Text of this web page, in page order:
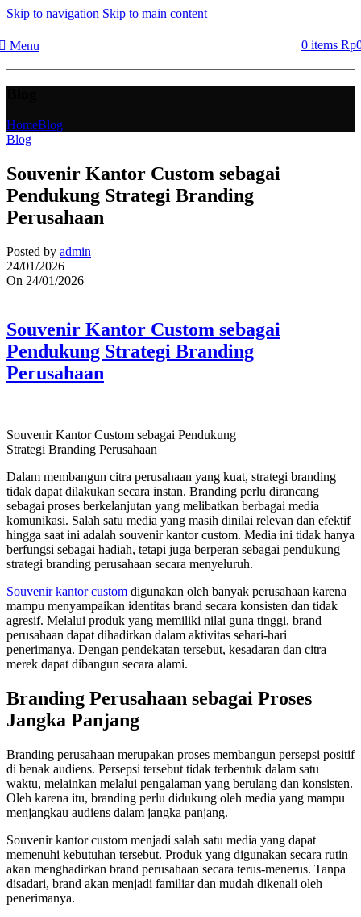
Skip to navigation Skip to main content
Menu 0 items Rp
HomeBlog
Blog
Souvenir Kantor Custom sebagai
Pendukung Strategi Branding
Perusahaan
Posted by admin
24/01/2026
On 24/01/2026
Souvenir Kantor Custom sebagai
Pendukung Strategi Branding
Perusahaan
Souvenir Kantor Custom sebagai Pendukung
Strategi Branding Perusahaan
Dalam membangun citra perusahaan yang kuat, strategi branding
tidak dapat dilakukan secara instan. Branding perlu dirancang
sebagai proses berkelanjutan yang melibatkan berbagai media
komunikasi. Salah satu media yang masih dinilai relevan dan efektif
hingga saat ini adalah souvenir kantor custom. Media ini tidak hanya
berfungsi sebagai hadiah, tetapi juga berperan sebagai pendukung
strategi branding perusahaan secara menyeluruh.
Souvenir kantor custom digunakan oleh banyak perusahaan karena
mampu menyampaikan identitas brand secara konsisten dan tidak
agresif. Melalui produk yang memiliki nilai guna tinggi, brand
perusahaan dapat dihadirkan dalam aktivitas sehari-hari
penerimanya. Dengan pendekatan tersebut, kesadaran dan citra
merek dapat dibangun secara alami.
Branding Perusahaan sebagai Proses
Jangka Panjang
Branding perusahaan merupakan proses membangun persepsi positif
di benak audiens. Persepsi tersebut tidak terbentuk dalam satu
waktu, melainkan melalui pengalaman yang berulang dan konsisten.
Oleh karena itu, branding perlu didukung oleh media yang mampu
menjangkau audiens dalam jangka panjang.
Souvenir kantor custom menjadi salah satu media yang dapat
memenuhi kebutuhan tersebut. Produk yang digunakan secara rutin
akan menghadirkan brand perusahaan secara terus-menerus. Tanpa
disadari, brand akan menjadi familiar dan mudah dikenali oleh
penerimanya.